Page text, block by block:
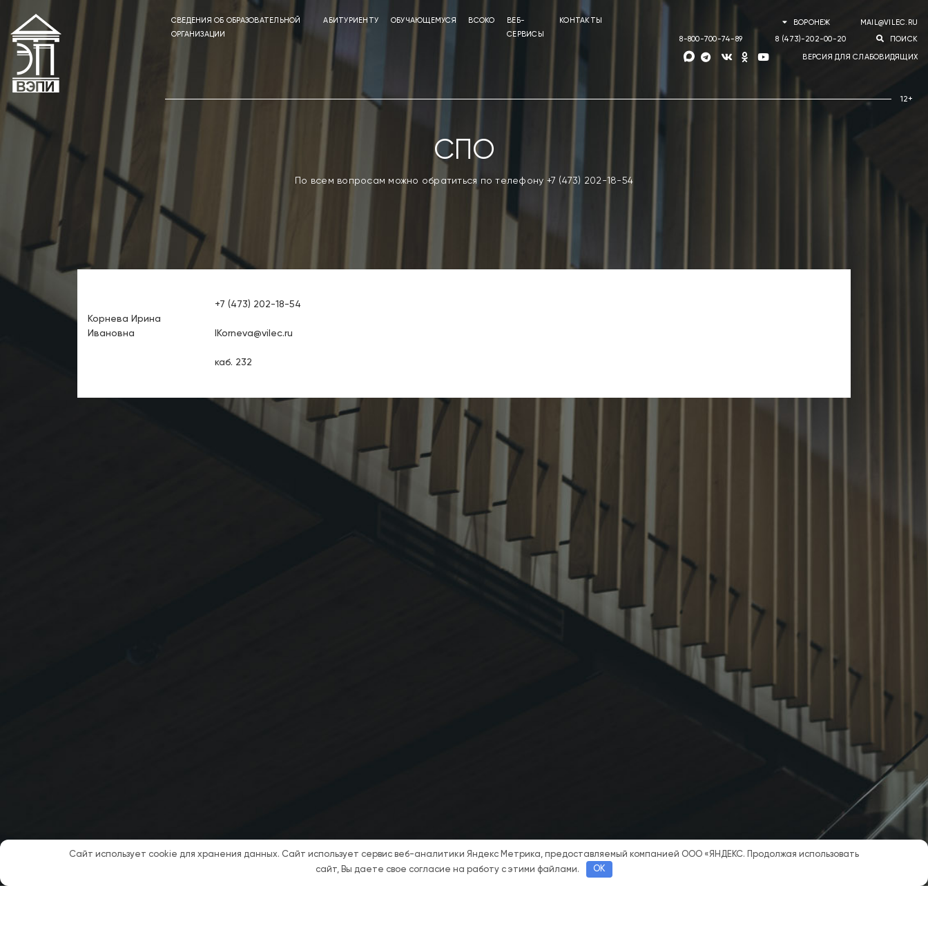
СВЕДЕНИЯ ОБ ОБРАЗОВАТЕЛЬНОЙ
ОРГАНИЗАЦИИ
АБИТУРИЕНТУ ОБУЧАЮЩЕМУСЯ ВСОКО
ВЕБ-
СЕРВИСЫ
КОНТАКТЫ ВОРОНЕЖ MAIL@VILEC.RU
8-800-700-74-89 8 (473)-202-00-20 ПОИСК
ВЕРСИЯ ДЛЯ СЛАБОВИДЯЩИХ
СПО
По всем вопросам можно обратиться по телефону +7 (473) 202-18-54
Корнева Ирина
Ивановна
+7 (473) 202-18-54
IKorneva@vilec.ru
каб. 232
Сайт использует cookie для хранения данных. Сайт использует сервис веб-аналитики Яндекс Метрика, предоставляемый компанией ООО «ЯНДЕКС. Продолжая использовать
сайт, Вы даете свое согласие на работу с этими файлами.
OK